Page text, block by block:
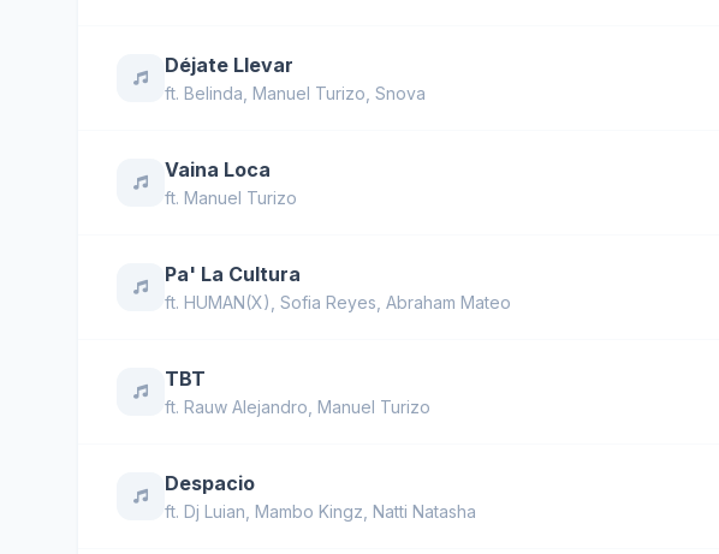
Déjate Llevar
ft. Belinda Manuel Turizo Snova
Vaina Loca
ft. Manuel Turizo
Pa' La Cultura
ft. HUMAN(X) Sofia Reyes Abraham Mateo
TBT
ft. Rauw Alejandro Manuel Turizo
Despacio
ft. Dj Luian Mambo Kingz Natti Natasha